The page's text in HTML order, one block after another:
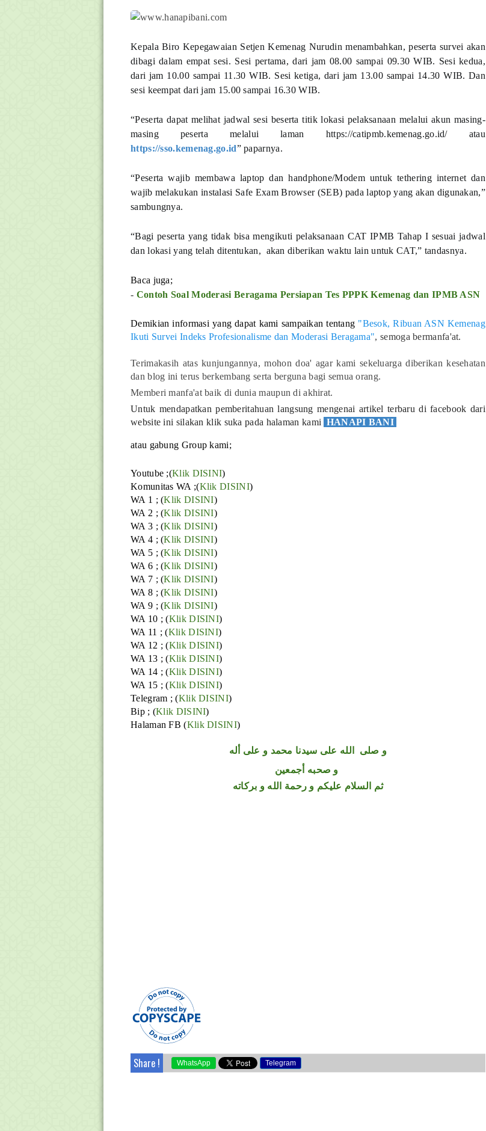
Kepala Biro Kepegawaian Setjen Kemenag Nurudin menambahkan, peserta survei akan
dibagi dalam empat sesi. Sesi pertama, dari jam 08.00 sampai 09.30 WIB. Sesi kedua,
dari jam 10.00 sampai 11.30 WIB. Sesi ketiga, dari jam 13.00 sampai 14.30 WIB. Dan
sesi keempat dari jam 15.00 sampai 16.30 WIB.
“Peserta dapat melihat jadwal sesi beserta titik lokasi pelaksanaan melalui akun masing-
masing peserta melalui laman https://catipmb.kemenag.go.id/ atau
https://sso.kemenag.go.id” paparnya.
“Peserta wajib membawa laptop dan handphone/Modem untuk tethering internet dan
wajib melakukan instalasi Safe Exam Browser (SEB) pada laptop yang akan digunakan,”
sambungnya.
“Bagi peserta yang tidak bisa mengikuti pelaksanaan CAT IPMB Tahap I sesuai jadwal
dan lokasi yang telah ditentukan, akan diberikan waktu lain untuk CAT,” tandasnya.
Baca juga;
- Contoh Soal Moderasi Beragama Persiapan Tes PPPK Kemenag dan IPMB ASN
Demikian informasi yang dapat kami sampaikan tentang "Besok, Ribuan ASN Kemenag
Ikuti Survei Indeks Profesionalisme dan Moderasi Beragama", semoga bermanfa'at.
Terimakasih atas kunjungannya, mohon doa' agar kami sekeluarga diberikan kesehatan
dan blog ini terus berkembang serta berguna bagi semua orang.
Memberi manfa'at baik di dunia maupun di akhirat.
Untuk mendapatkan pemberitahuan langsung mengenai artikel terbaru di facebook dari
website ini silakan klik suka pada halaman kami HANAPI BANI
atau gabung Group kami;
Youtube ;(Klik DISINI)
Komunitas WA ;(Klik DISINI)
WA 1 ; (Klik DISINI)
WA 2 ; (Klik DISINI)
WA 3 ; (Klik DISINI)
WA 4 ; (Klik DISINI)
WA 5 ; (Klik DISINI)
WA 6 ; (Klik DISINI)
WA 7 ; (Klik DISINI)
WA 8 ; (Klik DISINI)
WA 9 ; (Klik DISINI)
WA 10 ; (Klik DISINI)
WA 11 ; (Klik DISINI)
WA 12 ; (Klik DISINI)
WA 13 ; (Klik DISINI)
WA 14 ; (Klik DISINI)
WA 15 ; (Klik DISINI)
Telegram ;(Klik DISINI)
Bip ; (Klik DISINI)
Halaman FB(Klik DISINI)
و صلى الله على سيدنا محمد و على أله
و صحبه أجمعين
ثم السلام عليكم و رحمة الله و بركاته
Share ! WhatsApp Telegram